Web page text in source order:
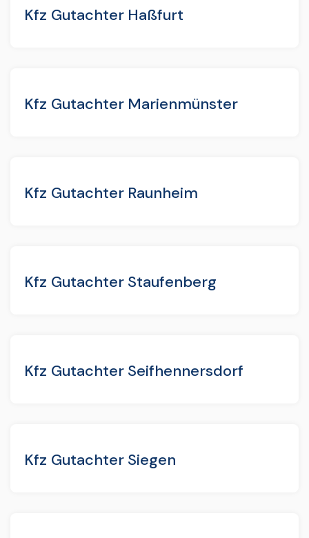
Kfz Gutachter Haßfurt
Kfz Gutachter Marienmünster
Kfz Gutachter Raunheim
Kfz Gutachter Staufenberg
Kfz Gutachter Seifhennersdorf
Kfz Gutachter Siegen